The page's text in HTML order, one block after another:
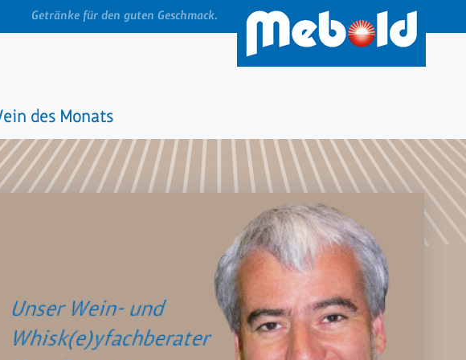
Getränke für den guten Geschmack.
des Monats